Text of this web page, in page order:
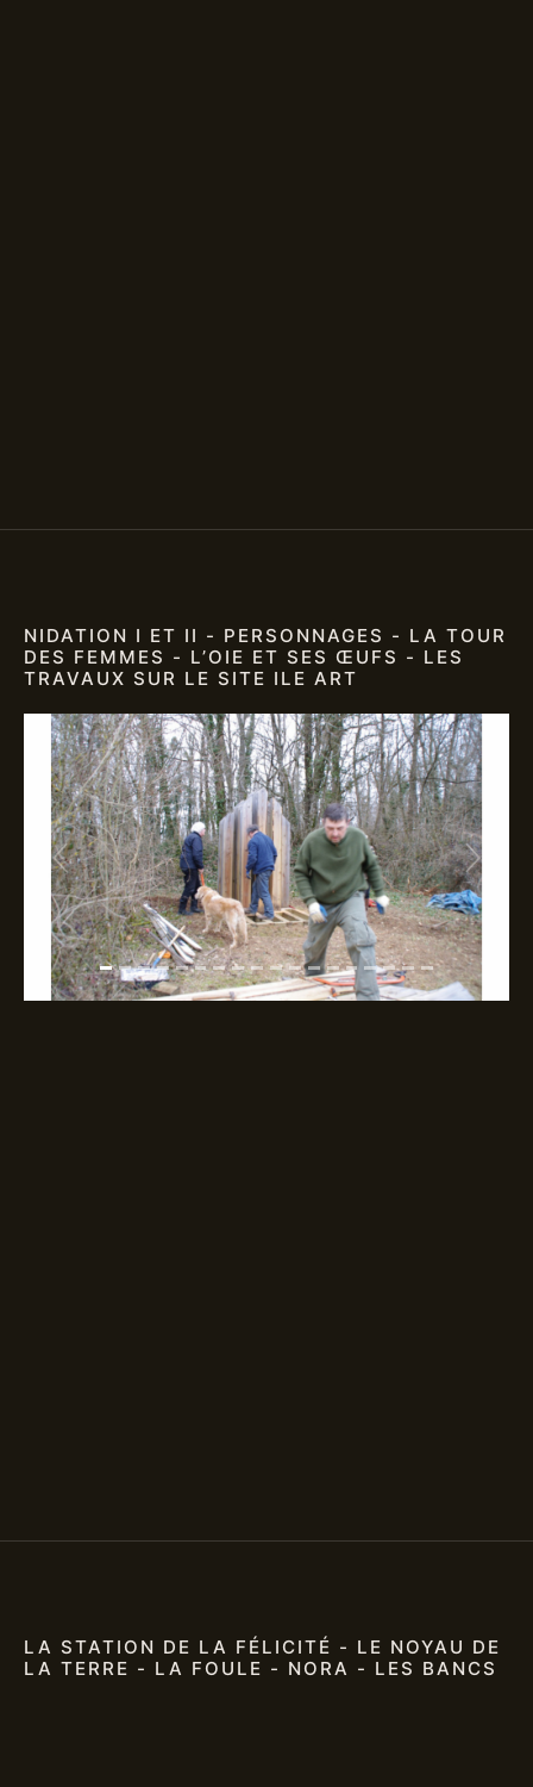
NIDATION I ET II - PERSONNAGES - LA TOUR
DES FEMMES - L’OIE ET SES ŒUFS - LES
TRAVAUX SUR LE SITE ILE ART
Previous Next
LA STATION DE LA FÉLICITÉ - LE NOYAU DE
LA TERRE - LA FOULE - NORA - LES BANCS